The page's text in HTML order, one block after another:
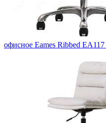
офисное Eames Ribbed EA117